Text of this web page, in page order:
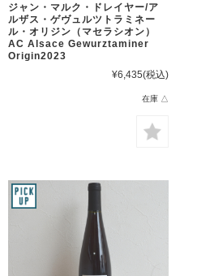
ジャン・マルク・ドレイヤー/ア
ルザス・ゲヴュルツトラミネー
ル・オリジン（マセラシオン）
AC Alsace Gewurztaminer
Origin2023
¥6,435(税込)
在庫 △